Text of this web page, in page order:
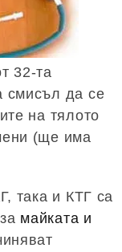
32-та
смисъл да се
на тялото
(ще има
така и КТГ са
майката и